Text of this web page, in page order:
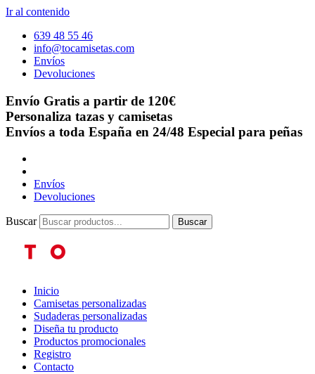
Ir al contenido
639 48 55 46
info@tocamisetas.com
Envíos
Devoluciones
Envío Gratis a partir de 120€
Personaliza tazas y camisetas
Envíos a toda España en 24/48 Especial para peñas
Envíos
Devoluciones
Buscar Buscar
Inicio
Camisetas personalizadas
Sudaderas personalizadas
Diseña tu producto
Productos promocionales
Registro
Contacto